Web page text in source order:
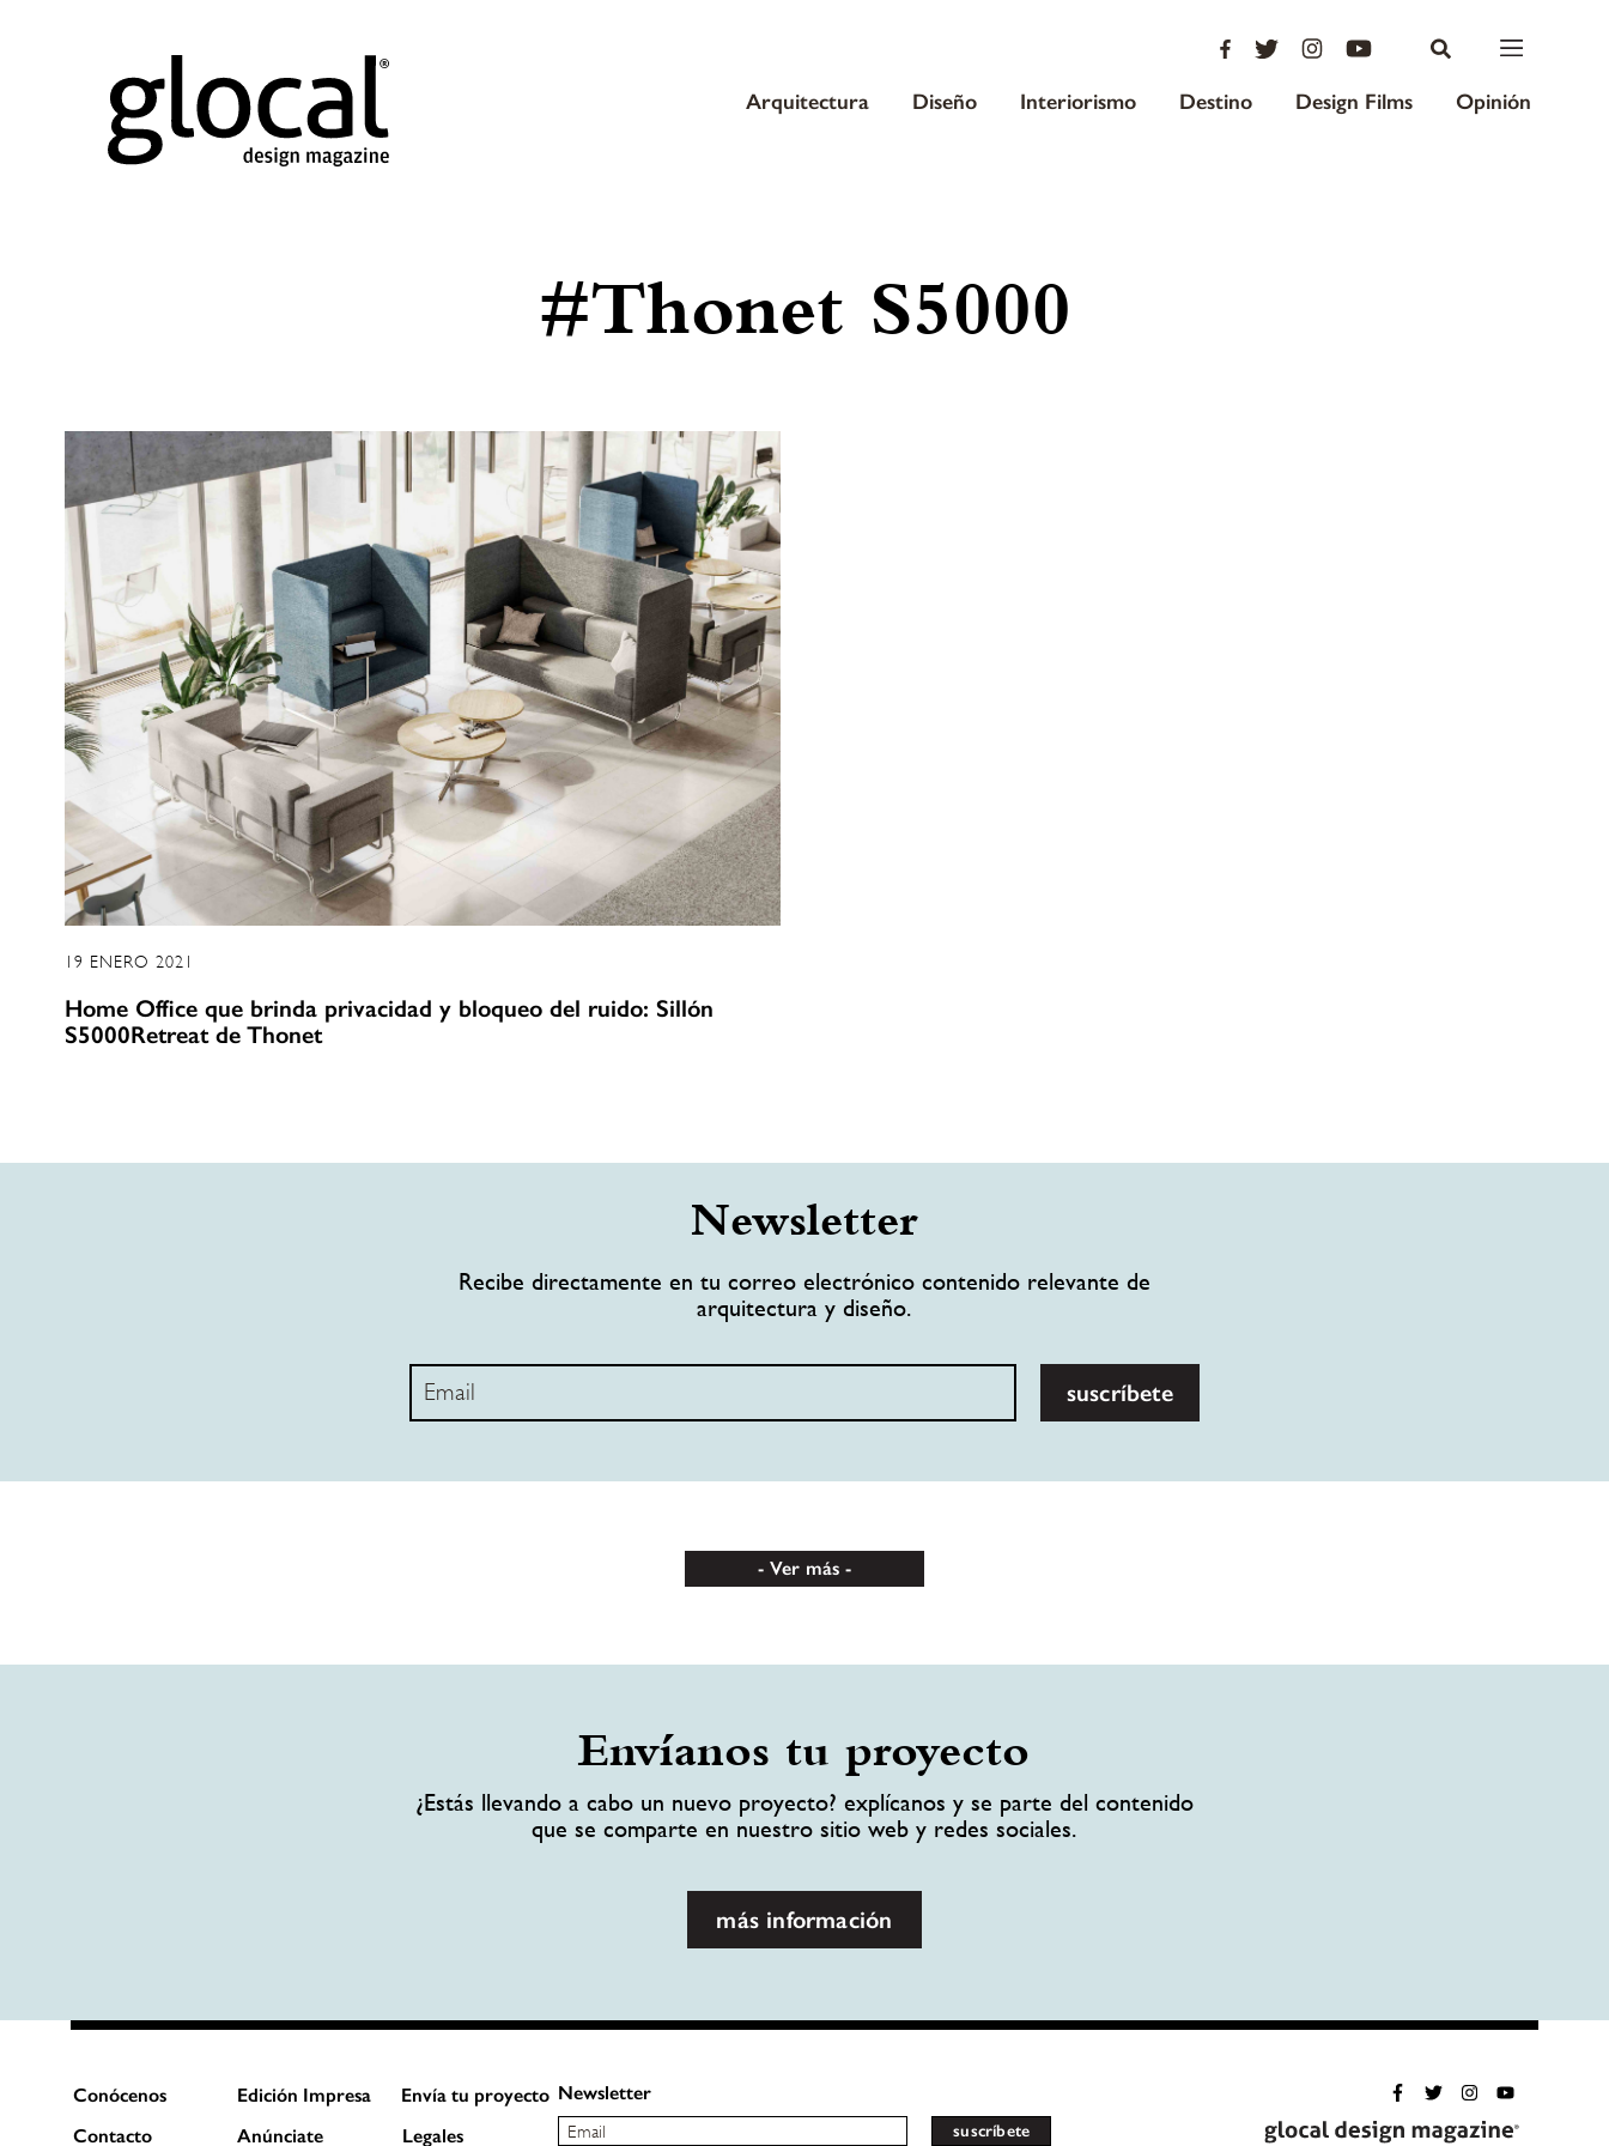
Arquitectura Diseño Interiorismo Destino Design Films Opinión
#Thonet S5000
19 ENERO 2021
Home Office que brinda privacidad y bloqueo del ruido: Sillón
S5000Retreat de Thonet
Newsletter
Recibe directamente en tu correo electrónico contenido relevante de
arquitectura y diseño.
suscríbete
Ver más
Envíanos tu proyecto
¿Estás llevando a cabo un nuevo proyecto? explícanos y se parte del contenido
que se comparte en nuestro sitio web y redes sociales.
más información
Conócenos Edición Impresa
Envía tu proyecto
Contacto
Anúnciate Legales
Newsletter
suscríbete